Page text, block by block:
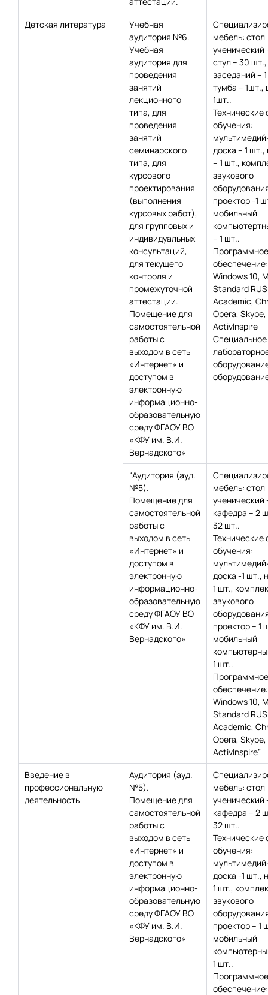
Детская литература
Учебная
аудитория №6.
Учебная
аудитория для
проведения
занятий
лекционного
типа, для
проведения
занятий
семинарского
типа, для
курсового
проектирования
(выполнения
курсовых работ),
для групповых и
индивидуальных
консультаций,
для текущего
контроля и
промежуточной
аттестации.
Помещение для
самостоятельной
работы с
выходом в сеть
«Интернет» и
доступом в
электронную
информационно-
образовательную
среду ФГАОУ ВО
«КФУ им. В.И.
Вернадского»
мебель: стол
ученический
стул – 30
заседаний –
тумба – 1шт.,
1шт..
Технические
обучения:
доска – 1 шт.,
– 1 шт.,
звукового
проектор -1
мобильный
– 1 шт..
Программное
обеспечение:
Windows 10,
Standard RUS
Academic,
Opera, Skype,
Activlnspire
Специальное
“Аудитория (ауд.
№5).
Помещение для
самостоятельной
работы с
выходом в сеть
«Интернет» и
доступом в
электронную
информационно-
образовательную
среду ФГАОУ ВО
«КФУ им. В.И.
Вернадского»
мебель: стол
ученический
кафедра – 2
32 шт..
Технические
обучения:
доска -1 шт.,
1 шт.,
звукового
проектор – 1
мобильный
1 шт..
Программное
обеспечение:
Windows 10,
Standard RUS
Academic,
Opera, Skype,
Activlnspire”
Введение в
профессиональную
деятельность
Аудитория (ауд.
№5).
Помещение для
самостоятельной
работы с
выходом в сеть
«Интернет» и
доступом в
электронную
информационно-
образовательную
среду ФГАОУ ВО
«КФУ им. В.И.
Вернадского»
мебель: стол
ученический
кафедра – 2
32 шт..
Технические
обучения:
доска -1 шт.,
1 шт.,
звукового
проектор – 1
мобильный
1 шт..
Программное
обеспечение: